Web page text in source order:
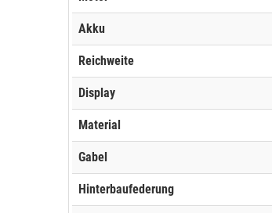
Akku
Reichweite
Display
Material
Gabel
Hinterbaufederung